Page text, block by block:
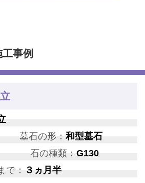
事例
墓石の形：和型墓石
石の種類： G130
で： ３ヵ月半